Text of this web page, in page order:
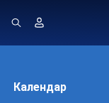
Календар